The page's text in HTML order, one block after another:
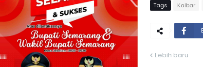
Tags Kalbar
Lebih baru